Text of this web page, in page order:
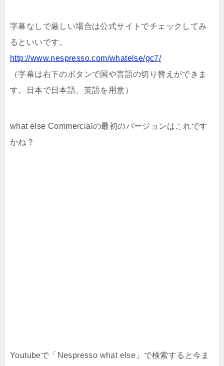
字幕なしで厳しい場合は公式サイトでチェックしてみ
るといいです。
http://www.nespresso.com/whatelse/gc7/
（字幕は右下のボタンで国や言語の切り替えができま
す。日本で日本語、英語を用意）
what else Commercialの最初のバージョンはこれです
かね？
Youtubeで「Nespresso what else」で検索すると今ま